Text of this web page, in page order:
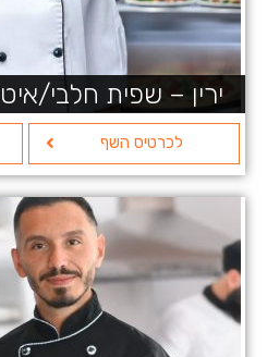
ירין – שפית חלבי/
לכרטיס השף